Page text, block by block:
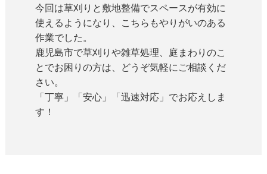
今回は草刈りと敷地整備でスペースが有効に
使えるようになり、こちらもやりがいのある
作業でした。
鹿児島市で草刈りや雑草処理、庭まわりのこ
とでお困りの方は、どうぞ気軽にご相談くだ
さい。
「丁寧」「安心」「迅速対応」でお応えしま
す！